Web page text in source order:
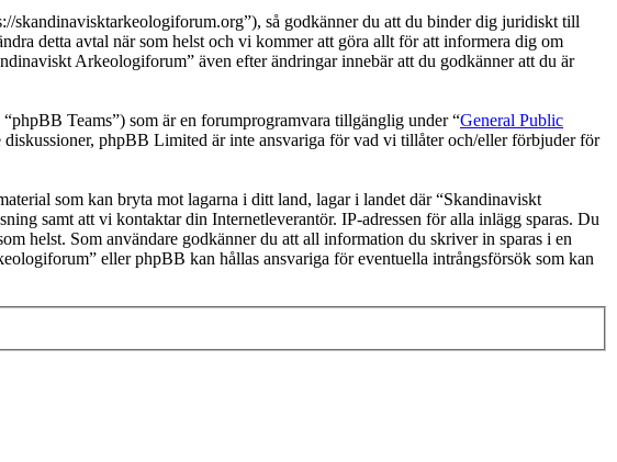
skandinavisktarkeologiforum.org”), så godkänner du att du binder dig juridiskt till
detta avtal när som helst och vi kommer att göra allt för att informera dig om
Arkeologiforum” även efter ändringar innebär att du godkänner att du är
Teams”) som är en forumprogramvara tillgänglig under “General Public
phpBB Limited är inte ansvariga för vad vi tillåter och/eller förbjuder för
som kan bryta mot lagarna i ditt land, lagar i landet där “Skandinaviskt
samt att vi kontaktar din Internetleverantör. IP-adressen för alla inlägg sparas. Du
helst. Som användare godkänner du att all information du skriver in sparas i en
eller phpBB kan hållas ansvariga för eventuella intrångsförsök som kan